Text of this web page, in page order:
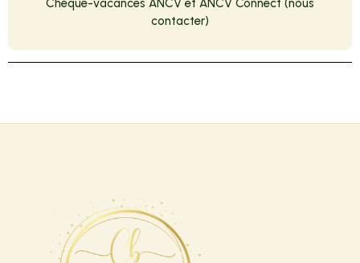
Chèque-vacances ANCV et ANCV Connect (nous
contacter)